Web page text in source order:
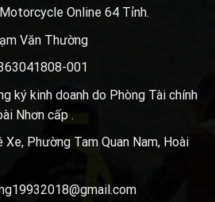
Online 64 Tỉnh.
Văn Thường
001
ký kinh doanh do Phòng Tài chính
Nhơn cấp .
Phường Tam Quan Nam, Hoài